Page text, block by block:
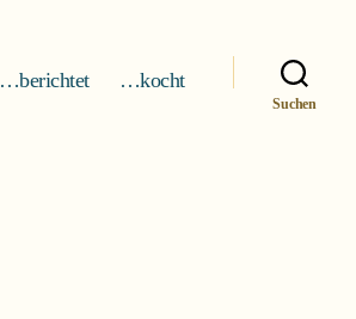
…berichtet …kocht
Suchen